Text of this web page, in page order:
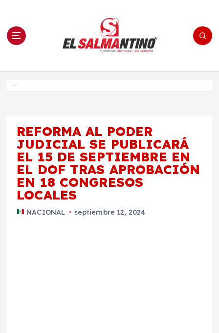
n El Salmantino - medios/noticias/editorial
REFORMA AL PODER
JUDICIAL SE PUBLICARÁ
EL 15 DE SEPTIEMBRE EN
EL DOF TRAS APROBACIÓN
EN 18 CONGRESOS
LOCALES
NACIONAL septiembre 12, 2024